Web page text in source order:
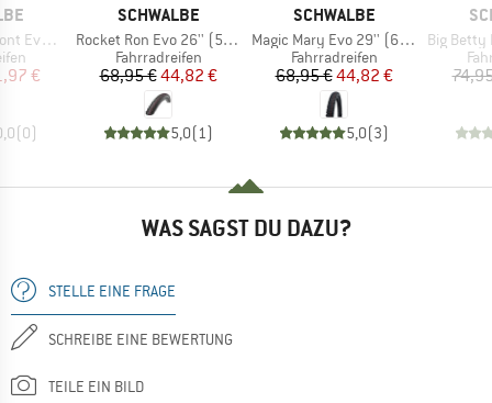
28'' (28-622)
Preis
€
(0)
MARKE
SCHWALBE
Artikel
Rocket Ron Evo 26'' (57-559) Super Ground TLE
Produktgruppe
Fahrradreifen
Preis
68,95 €reduzierter Preis
44,82 €
5,0(1)
MARKE
SCHWALBE
Artikel
Magic Mary Evo 29'' (62-622) Super Trail TLE
Produktgruppe
Fahrradreifen
Preis
68,95 €reduzierter Preis
44,82 €
5,0(3)
Artikel
Big Betty Evo 29''
WAS SAGST DU DAZU?
STELLE EINE FRAGE
SCHREIBE EINE BEWERTUNG
TEILE EIN BILD